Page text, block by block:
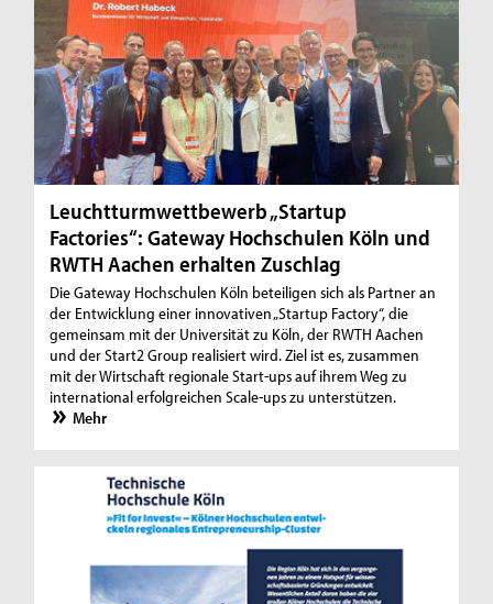
Leuchtturmwettbewerb „Startup
Factories“: Gateway Hochschulen Köln und
RWTH Aachen erhalten Zuschlag
Die Gateway Hochschulen Köln beteiligen sich als Partner an
der Entwicklung einer innovativen „Startup Factory“, die
gemeinsam mit der Universität zu Köln, der RWTH Aachen
und der Start2 Group realisiert wird. Ziel ist es, zusammen
mit der Wirtschaft regionale Start-ups auf ihrem Weg zu
international erfolgreichen Scale-ups zu unterstützen.
Mehr